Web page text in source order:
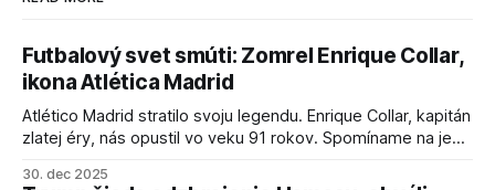
Futbalový svet smúti: Zomrel Enrique Collar,
ikona Atlética Madrid
Atlético Madrid stratilo svoju legendu. Enrique Collar, kapitán
zlatej éry, nás opustil vo veku 91 rokov. Spomíname na jeho
30. dec 2025